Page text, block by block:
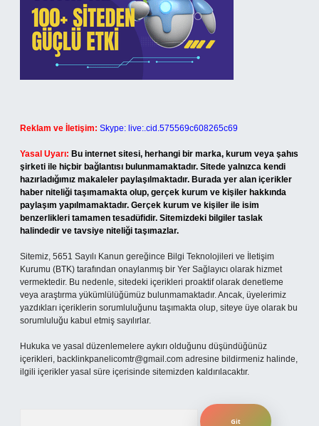
Reklam ve İletişim: Skype: live:.cid.575569c608265c69
Yasal Uyarı: Bu internet sitesi, herhangi bir marka, kurum veya şahıs
şirketi ile hiçbir bağlantısı bulunmamaktadır. Sitede yalnızca kendi
hazırladığımız makaleler paylaşılmaktadır. Burada yer alan içerikler
haber niteliği taşımamakta olup, gerçek kurum ve kişiler hakkında
paylaşım yapılmamaktadır. Gerçek kurum ve kişiler ile isim
benzerlikleri tamamen tesadüfidir. Sitemizdeki bilgiler taslak
halindedir ve tavsiye niteliği taşımazlar.
Sitemiz, 5651 Sayılı Kanun gereğince Bilgi Teknolojileri ve İletişim
Kurumu (BTK) tarafından onaylanmış bir Yer Sağlayıcı olarak hizmet
vermektedir. Bu nedenle, sitedeki içerikleri proaktif olarak denetleme
veya araştırma yükümlülüğümüz bulunmamaktadır. Ancak, üyelerimiz
yazdıkları içeriklerin sorumluluğunu taşımakta olup, siteye üye olarak bu
sorumluluğu kabul etmiş sayılırlar.
Hukuka ve yasal düzenlemelere aykırı olduğunu düşündüğünüz
içerikleri, backlinkpanelicomtr@gmail.com adresine bildirmeniz halinde,
ilgili içerikler yasal süre içerisinde sitemizden kaldırılacaktır.